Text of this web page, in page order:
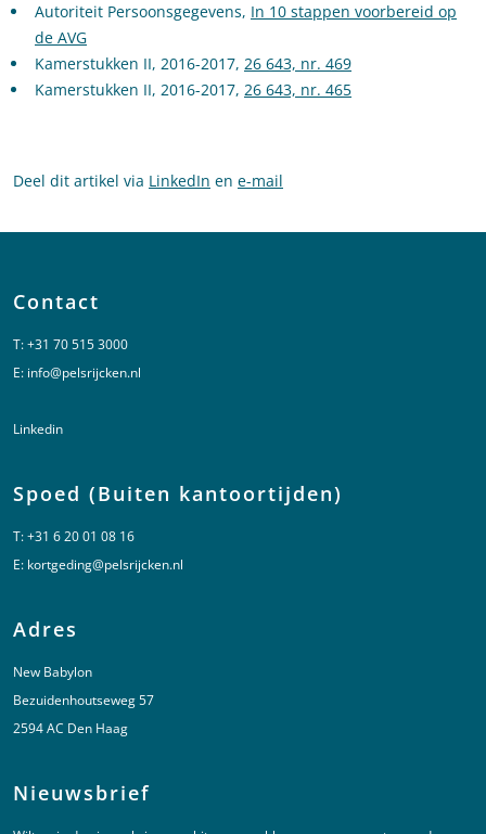
Autoriteit Persoonsgegevens, In 10 stappen voorbereid op
de AVG
Kamerstukken II, 2016-2017, 26 643, nr. 469
Kamerstukken II, 2016-2017, 26 643, nr. 465
Deel dit artikel via LinkedIn en e-mail
Contact
T:+31 70 515 3000
E: info@pelsrijcken.nl
Linkedin
Spoed (Buiten kantoortijden)
T:+31 6 20 01 08 16
E: kortgeding@pelsrijcken.nl
Adres
New Babylon
Bezuidenhoutseweg 57
2594 AC Den Haag
Nieuwsbrief